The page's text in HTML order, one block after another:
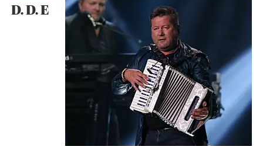
D. D. E